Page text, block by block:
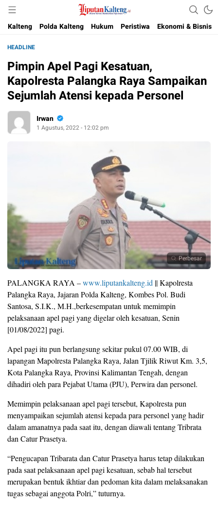
Liputan Kalteng
Akurat, Terpercaya & Independent
Kalteng
Polda Kalteng Hukum Peristiwa Ekonomi & Bisnis
HEADLINE
Pimpin Apel Pagi Kesatuan,
Kapolresta Palangka Raya Sampaikan
Sejumlah Atensi kepada Personel
Irwan
1 Agustus, 2022 - 12:02 pm
Perbesar
PALANGKA RAYA –www.liputankalteng.id || Kapolresta
Palangka Raya, Jajaran Polda Kalteng, Kombes Pol. Budi
Santosa, S.I.K., M.H.,berkesempatan untuk memimpin
pelaksanaan apel pagi yang digelar oleh kesatuan, Senin
[01/08/2022] pagi.
Apel pagi itu pun berlangsung sekitar pukul 07.00 WIB, di
lapangan Mapolresta Palangka Raya, Jalan Tjilik Riwut Km. 3,5,
Kota Palangka Raya, Provinsi Kalimantan Tengah, dengan
dihadiri oleh para Pejabat Utama (PJU), Perwira dan personel.
Memimpin pelaksanaan apel pagi tersebut, Kapolresta pun
menyampaikan sejumlah atensi kepada para personel yang hadir
dalam amanatnya pada saat itu, dengan diawali tentang Tribrata
dan Catur Prasetya.
“Pengucapan Tribarata dan Catur Prasetya harus tetap dilakukan
pada saat pelaksanaan apel pagi kesatuan, sebab hal tersebut
merupakan bentuk ikhtiar dan pedoman kita dalam melaksanakan
tugas sebagai anggota Polri,” tuturnya.